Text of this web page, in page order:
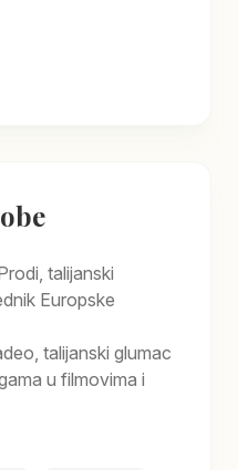
talijanski
Europske
talijanski glumac
u filmovima i